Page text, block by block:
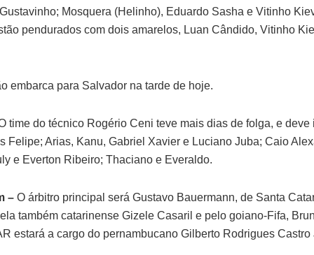
Mosquera (Helinho), Eduardo Sasha e Vitinho
pendurados com dois amarelos, Luan Cândido, Vitinho
embarca para Salvador na tarde de hoje.
time do técnico Rogério Ceni teve mais dias de folga, e deve
Felipe; Arias, Kanu, Gabriel Xavier e Luciano Juba; Caio
e Everton Ribeiro; Thaciano e Everaldo.
– O árbitro principal será Gustavo Bauermann, de Santa
também catarinense Gizele Casaril e pelo goiano-Fifa,
estará a cargo do pernambucano Gilberto Rodrigues Castro